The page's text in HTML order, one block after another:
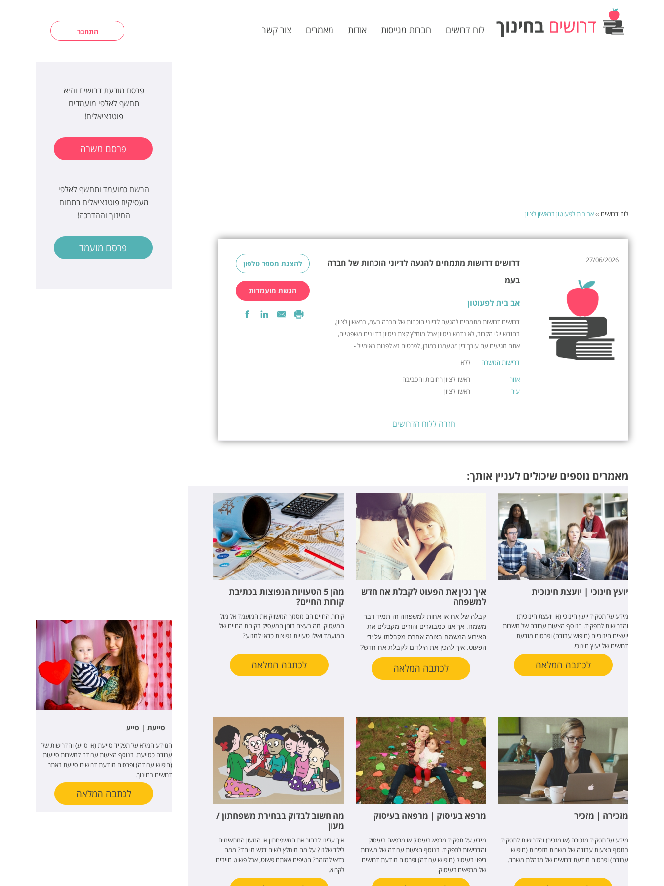
התחבר לוח דרושים חברות מגייסות אודות מאמרים צור קשר
לוח דרושים ››אב בית לפעוטון בראשון לציון
27/06/2026
דרושים דרושות מתמחים להגעה לדיוני הוכחות של חברה
בעמ
אב בית לפעוטון
דרושים דרושות מתמחים להגעה לדיוני הוכחות של חברה בעמ, בראשון לציון,
בחודש יולי הקרוב, לא נדרש ניסיון אבל מומלץ קצת ניסיון בדיונים משפטיים,
אתם מגיעים עם עורך דין מטעמנו כמובן, לפרטים נא לפנות באימייל -
דרישות המשרה
ללא
אזור
ראשון לציון רחובות והסביבה
עיר
ראשון לציון
להצגת מספר טלפון
הגשת מועמדות
חזרה ללוח הדרושים
מאמרים נוספים שיכולים לעניין אותך:
יועץ חינוכי | יועצת חינוכית
מידע על תפקיד יועץ חינוכי (או יועצת חינוכית)
והדרישות לתפקיד. בנוסף הצעות עבודה של משרות
יועצים חינוכיים (חיפוש עבודה) ופרסום מודעת
דרושים של יעוץ חינוכי.
לכתבה המלאה
איך נכין את הפעוט לקבלת אח חדש
למשפחה
קבלה של אח או אחות למשפחה זה תמיד דבר
משמח. אך אנו כמבוגרים והורים מקבלים את
האירוע המשמח בצורה אחרת מקבלתו על ידי
הפעוט. איך להכין את הילדים לקבלת אח חדש?
לכתבה המלאה
מהן 5 הטעויות הנפוצות בכתיבת
קורות החיים?
קורות החיים הם מסמך המשווק את המועמד אל מול
המעסיק. מה בעצם בוחן המעסיק בקורות החיים של
המועמד ואילו טעויות נפוצות כדאי למנוע?
לכתבה המלאה
מזכירה | מזכיר
מידע על תפקיד מזכירה (או מזכיר) והדרישות לתפקיד.
בנוסף הצעות עבודה של משרות מזכירות (חיפוש
עבודה) ופרסום מודעת דרושים של מנהלת משרד.
מרפא בעיסוק | מרפאה בעיסוק
מידע על תפקיד מרפא בעיסוק או מרפאה בעיסוק
והדרישות לתפקיד. בנוסף הצעות עבודה של משרות
ריפוי בעיסוק (חיפוש עבודה) ופרסום מודעת דרושים
של מרפאים בעיסוק.
מה חשוב לבדוק בבחירת משפחתון /
מעון
איך עלינו לבחור את המשפחתון או המעון המתאימים
לילד שלנו? על מה מומלץ לשים דגש מיוחד? ממה
כדאי להזהר? הטיפים שאתם פשוט, אבל פשוט חייבים
לקרוא.
פרסם מודעת דרושים והיא
תחשף לאלפי מועמדים
פוטנציאלים!
פרסם משרה
הרשם כמועמד ותחשף לאלפי
מעסיקים פוטנציאלים בתחום
החינוך וההדרכה!
פרסם מועמד
סייעת | סייע
המידע המלא על תפקיד סייעת (או סייע) והדרישות של
עבודה כסייעת. בנוסף הצעות עבודה למשרות סייעות
(חיפוש עבודה) ופרסום מודעת דרושים סייעת באתר
דרושים בחינוך.
לכתבה המלאה